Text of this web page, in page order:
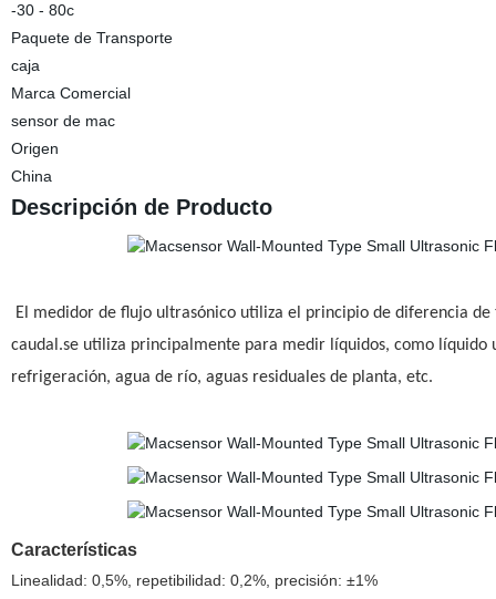
-30 - 80c
Paquete de Transporte
caja
Marca Comercial
sensor de mac
Origen
China
Descripción de Producto
El medidor de flujo ultrasónico utiliza el principio de diferencia
caudal.se utiliza principalmente para medir líquidos, como
refrigeración, agua de río, aguas residuales de planta, etc.
Características
Linealidad: 0,5%, repetibilidad: 0,2%, precisión: ±1%